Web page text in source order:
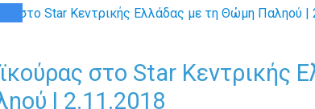
στο Star Κεντρικής
| 2.11.2018